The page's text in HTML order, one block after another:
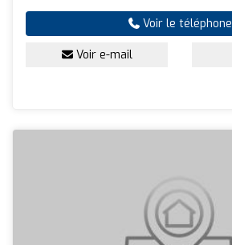
Voir le téléphone
Voir e-mail